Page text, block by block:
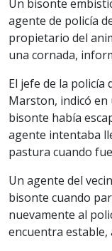
Un bisonte
agente de policía
propietario del
una cornada,
El jefe de la
Marston, indicó en
bisonte había
agente intentaba
pastura cuando
Un agente del
bisonte cuando
nuevamente al
encuentra